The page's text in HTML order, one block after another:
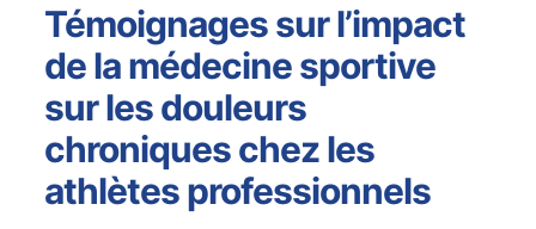
Témoignages sur l’impact
de la médecine sportive
sur les douleurs
chroniques chez les
athlètes professionnels